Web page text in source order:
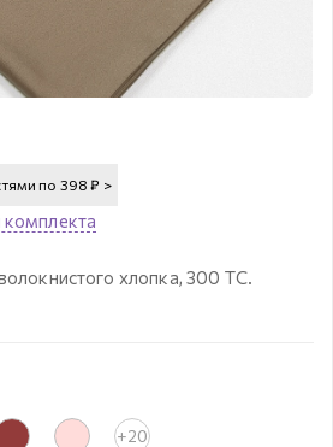
по 398 ₽ >
хлопка, 300 ТС.
+20